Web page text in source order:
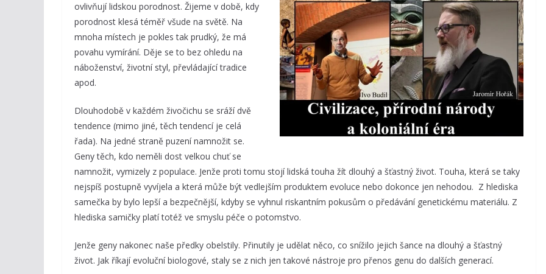
ovlivňují lidskou porodnost. Žijeme v době, kdy
porodnost klesá téměř všude na světě. Na
mnoha místech je pokles tak prudký, že má
povahu vymírání. Děje se to bez ohledu na
náboženství, životní styl, převládající tradice
apod.
Dlouhodobě v každém živočichu se sráží dvě
tendence (mimo jiné, těch tendencí je celá
řada). Na jedné straně puzení namnožit se.
Geny těch, kdo neměli dost velkou chuť se
namnožit, vymizely z populace. Jenže proti tomu stojí lidská touha žít dlouhý a šťastný život. Touha, která se taky
nejspíš postupně vyvíjela a která může být vedlejším produktem evoluce nebo dokonce jen nehodou. Z hlediska
samečka by bylo lepší a bezpečnější, kdyby se vyhnul riskantním pokusům o předávání genetickému materiálu. Z
hlediska samičky platí totéž ve smyslu péče o potomstvo.
Jenže geny nakonec naše předky obelstily. Přinutily je udělat něco, co snížilo jejich šance na dlouhý a šťastný
život. Jak říkají evoluční biologové, staly se z nich jen takové nástroje pro přenos genu do dalších generací.